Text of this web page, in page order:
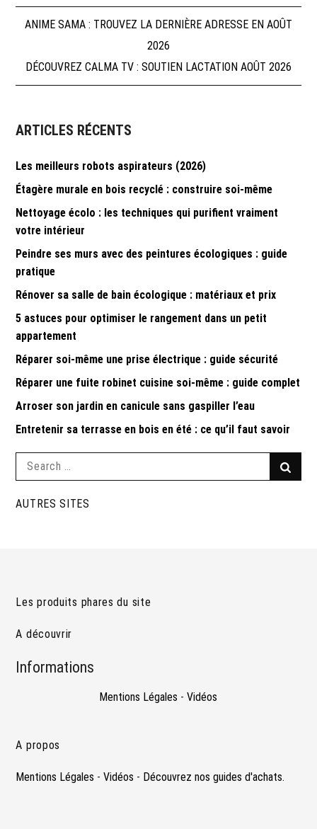
Navigation
de
ANIME SAMA : TROUVEZ LA DERNIÈRE ADRESSE EN AOÛT
2026
DÉCOUVREZ CALMA TV : SOUTIEN LACTATION AOÛT 2026
ARTICLES RÉCENTS
Les meilleurs robots aspirateurs (2026)
Étagère murale en bois recyclé : construire soi-même
Nettoyage écolo : les techniques qui purifient vraiment
votre intérieur
Peindre ses murs avec des peintures écologiques : guide
pratique
Rénover sa salle de bain écologique : matériaux et prix
5 astuces pour optimiser le rangement dans un petit
appartement
Réparer soi-même une prise électrique : guide sécurité
Réparer une fuite robinet cuisine soi-même : guide complet
Arroser son jardin en canicule sans gaspiller l’eau
Entretenir sa terrasse en bois en été : ce qu’il faut savoir
Search
AUTRES SITES
Les produits phares du site
A découvrir
Informations
Mentions Légales -Vidéos
A propos
Mentions Légales -Vidéos - Découvrez nos guides d'achats.